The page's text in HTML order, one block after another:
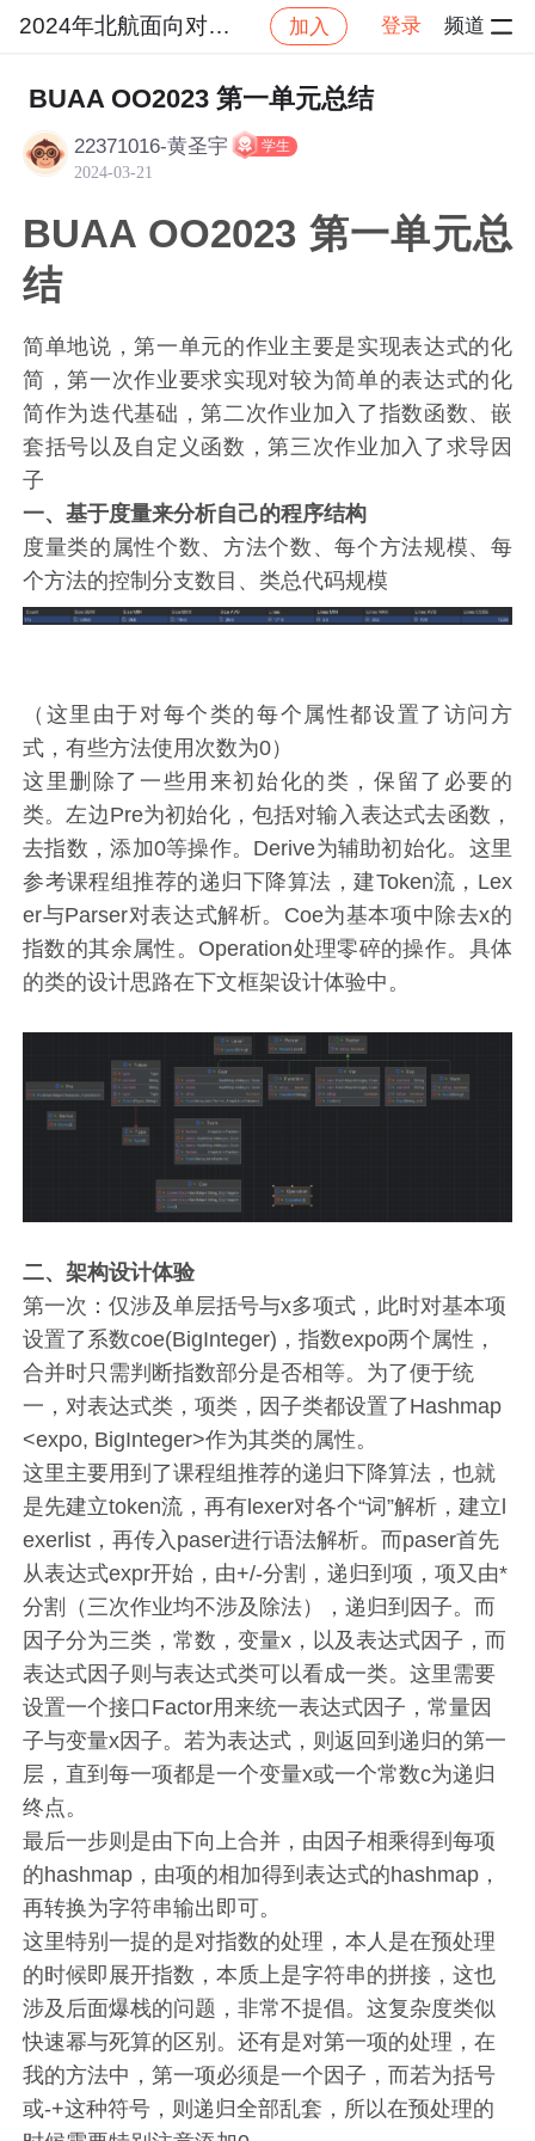
2024年北航面向对象设计与构造 加入 登录 频道
社区 2024年北航面向对象设计与构造
BUAA OO2023 第一单元总结
22371016-黄圣宇 学生
2024-03-21
BUAA OO2023 第一单元总
结
简单地说，第一单元的作业主要是实现表达式的化
简，第一次作业要求实现对较为简单的表达式的化
简作为迭代基础，第二次作业加入了指数函数、嵌
套括号以及自定义函数，第三次作业加入了求导因
子
一、基于度量来分析自己的程序结构
度量类的属性个数、方法个数、每个方法规模、每
个方法的控制分支数目、类总代码规模
（这里由于对每个类的每个属性都设置了访问方
式，有些方法使用次数为0）
这里删除了一些用来初始化的类，保留了必要的
类。左边Pre为初始化，包括对输入表达式去函数，
去指数，添加0等操作。Derive为辅助初始化。这里
参考课程组推荐的递归下降算法，建Token流，Lex
er与Parser对表达式解析。Coe为基本项中除去x的
指数的其余属性。Operation处理零碎的操作。具体
的类的设计思路在下文框架设计体验中。
二、架构设计体验
第一次：仅涉及单层括号与x多项式，此时对基本项
设置了系数coe(BigInteger)，指数expo两个属性，
合并时只需判断指数部分是否相等。为了便于统
一，对表达式类，项类，因子类都设置了Hashmap
<expo, BigInteger>作为其类的属性。
这里主要用到了课程组推荐的递归下降算法，也就
是先建立token流，再有lexer对各个“词”解析，建立l
exerlist，再传入paser进行语法解析。而paser首先
从表达式expr开始，由+/-分割，递归到项，项又由*
分割（三次作业均不涉及除法），递归到因子。而
因子分为三类，常数，变量x，以及表达式因子，而
表达式因子则与表达式类可以看成一类。这里需要
设置一个接口Factor用来统一表达式因子，常量因
子与变量x因子。若为表达式，则返回到递归的第一
层，直到每一项都是一个变量x或一个常数c为递归
终点。
最后一步则是由下向上合并，由因子相乘得到每项
的hashmap，由项的相加得到表达式的hashmap，
再转换为字符串输出即可。
这里特别一提的是对指数的处理，本人是在预处理
的时候即展开指数，本质上是字符串的拼接，这也
涉及后面爆栈的问题，非常不提倡。这复杂度类似
快速幂与死算的区别。还有是对第一项的处理，在
我的方法中，第一项必须是一个因子，而若为括号
或-+这种符号，则递归全部乱套，所以在预处理的